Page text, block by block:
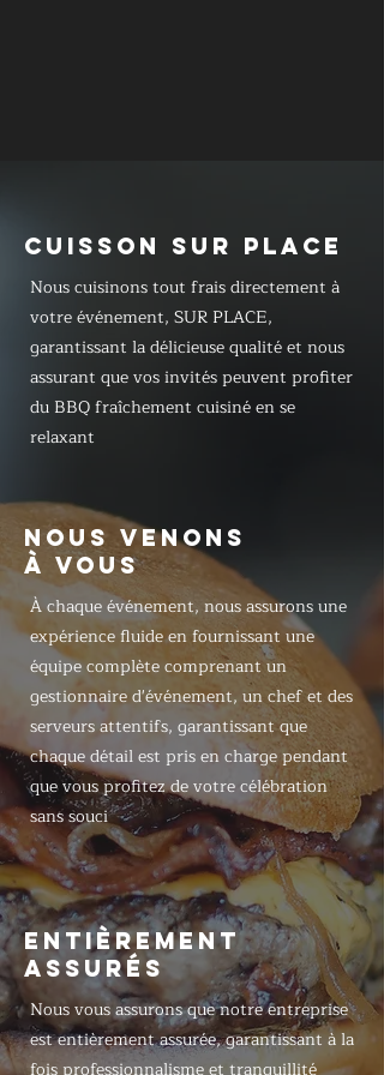
CUISSON SUR PLACE
Nous cuisinons tout frais directement à
votre événement, SUR PLACE,
garantissant la délicieuse qualité et nous
assurant que vos invités peuvent profiter
du BBQ fraîchement cuisiné en se
relaxant
NOUS VENONS
À VOUS
À chaque événement, nous assurons une
expérience fluide en fournissant une
équipe complète comprenant un
gestionnaire d'événement, un chef et des
serveurs attentifs, garantissant que
chaque détail est pris en charge pendant
que vous profitez de votre célébration
sans souci
ENTIÈREMENT
ASSURÉS
Nous vous assurons que notre entreprise
est entièrement assurée, garantissant à la